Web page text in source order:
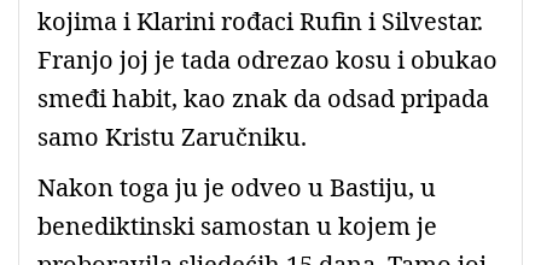
kojima i Klarini rođaci Rufin i Silvestar.
Franjo joj je tada odrezao kosu i obukao
smeđi habit, kao znak da odsad pripada
samo Kristu Zaručniku.
Nakon toga ju je odveo u Bastiju, u
benediktinski samostan u kojem je